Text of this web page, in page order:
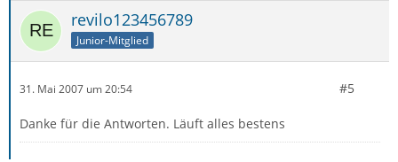
revilo123456789
Junior-Mitglied
31. Mai 2007 um 20:54 #5
Danke für die Antworten. Läuft alles bestens